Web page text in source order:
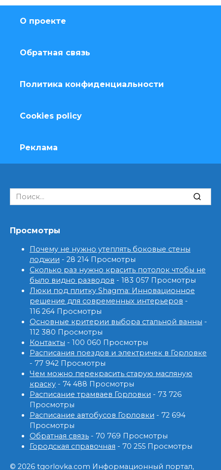
О проекте
Обратная связь
Политика конфиденциальности
Cookies policy
Реклама
Search
for:
Просмотры
Почему не нужно утеплять боковые стены
лоджии - 28 214 Просмотры
Сколько раз нужно красить потолок чтобы не
было видно разводов - 183 057 Просмотры
Люки под плитку Shagma: Инновационное
решение для современных интерьеров -
116 264 Просмотры
Основные критерии выбора стальной ванны -
112 380 Просмотры
Контакты - 100 060 Просмотры
Расписания поездов и электричек в Горловке
- 77 942 Просмотры
Чем можно перекрасить старую масляную
краску - 74 488 Просмотры
Расписание трамваев Горловки - 73 726
Просмотры
Расписание автобусов Горловки - 72 694
Просмотры
Обратная связь - 70 769 Просмотры
Городская справочная - 70 255 Просмотры
© 2026 tgorlovka.com Информационный портал,